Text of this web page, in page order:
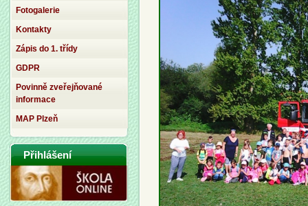
Fotogalerie
Kontakty
Zápis do 1. třídy
GDPR
Povinně zveřejňované
informace
MAP Plzeň
Přihlášení